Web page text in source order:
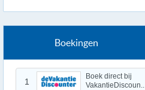
Boekingen
1
Boek direct bij
VakantieDiscoun..